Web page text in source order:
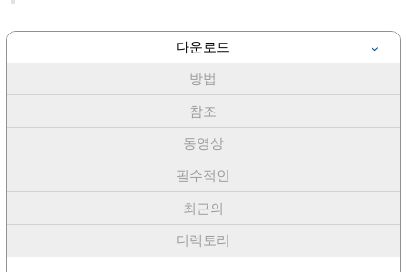
다운로드
방법
참조
동영상
필수적인
최근의
디렉토리